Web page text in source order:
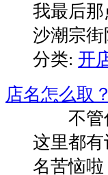
我最后
沙潮宗
分类: 开
店名怎么取
不管你
这里都
名苦恼